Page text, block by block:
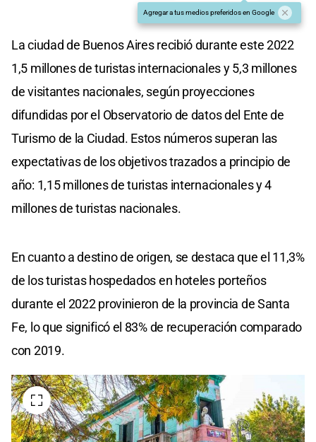
Agregar a tus medios preferidos en Google
La ciudad de Buenos Aires recibió durante este 2022
1,5 millones de turistas internacionales y 5,3 millones
de visitantes nacionales, según proyecciones
difundidas por el Observatorio de datos del Ente de
Turismo de la Ciudad. Estos números superan las
expectativas de los objetivos trazados a principio de
año: 1,15 millones de turistas internacionales y 4
millones de turistas nacionales.
En cuanto a destino de origen, se destaca que el 11,3%
de los turistas hospedados en hoteles porteños
durante el 2022 provinieron de la provincia de Santa
Fe, lo que significó el 83% de recuperación comparado
con 2019.